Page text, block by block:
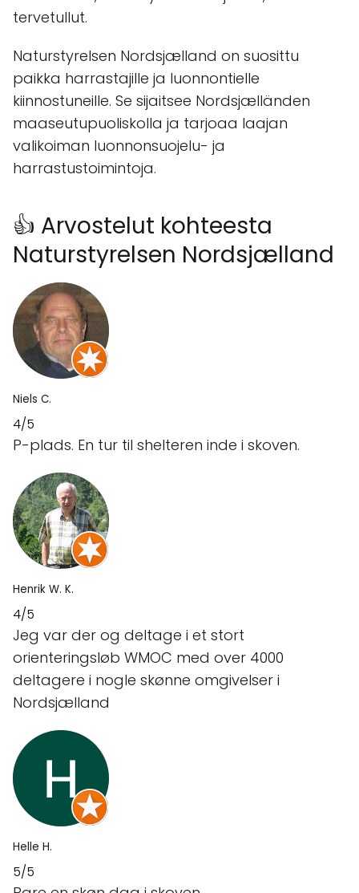
tervetullut.
Naturstyrelsen Nordsjælland on suosittu
paikka harrastajille ja luonnontielle
kiinnostuneille. Se sijaitsee Nordsjælländen
maaseutupuoliskolla ja tarjoaa laajan
valikoiman luonnonsuojelu- ja
harrastustoimintoja.
👍 Arvostelut kohteesta
Naturstyrelsen Nordsjælland
Niels C.
4/5
P-plads. En tur til shelteren inde i skoven.
Henrik W. K.
4/5
Jeg var der og deltage i et stort
orienteringsløb WMOC med over 4000
deltagere i nogle skønne omgivelser i
Nordsjælland
Helle H.
5/5